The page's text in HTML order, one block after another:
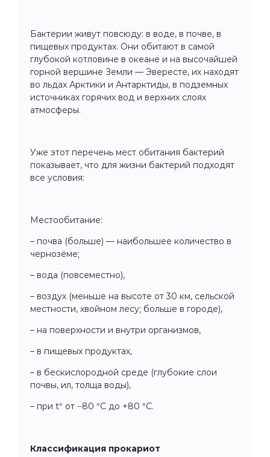
Бактерии живут повсюду: в воде, в почве, в
пищевых продуктах. Они обитают в самой
глубокой котловине в океане и на высочайшей
горной вершине Земли — Эвересте, их находят
во льдах Арктики и Антарктиды, в подземных
источниках горячих вод и верхних слоях
атмосферы.
Уже этот перечень мест обитания бактерий
показывает, что для жизни бактерий подходят
все условия:
Местообитание:
– почва (больше) — наибольшее количество в
чернозёме;
– вода (повсеместно),
– воздух (меньше на высоте от 30 км, сельской
местности, хвойном лесу; больше в городе),
– на поверхности и внутри организмов,
– в пищевых продуктах,
– в бескислородной среде (глубокие слои
почвы, ил, толща воды),
– при t° от −80 °С до +80 °С.
Классификация прокариот